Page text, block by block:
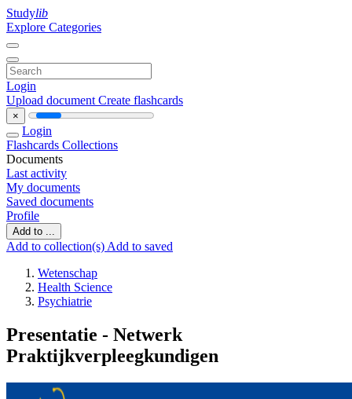
Studylib
Explore Categories
Login
Upload document Create flashcards
×
Login
Flashcards Collections
Documents
Last activity
My documents
Saved documents
Profile
Add to ...
Add to collection(s) Add to saved
Wetenschap
Health Science
Psychiatrie
Presentatie - Netwerk
Praktijkverpleegkundigen